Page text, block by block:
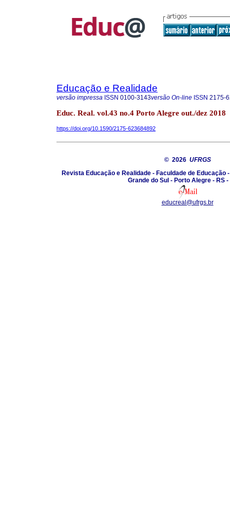
Educação e Realidade
versão impressa ISSN 0100-3143versão On-line ISSN 2175-
Educ. Real. vol.43 no.4 Porto Alegre out./dez 2018
https://doi.org/10.1590/2175-623684892
© 2026 UFRGS
Revista Educação e Realidade - Faculdade de Educação
Grande do Sul - Porto Alegre - RS
educreal@ufrgs.br